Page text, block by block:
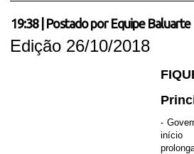
19:38| Postado por Equipe Baluarte
Edição 26/10/2018
-